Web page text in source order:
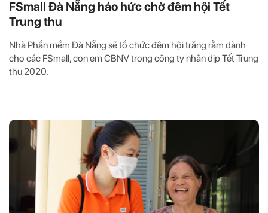
FSmall Đà Nẵng háo hức chờ đêm hội Tết
Trung thu
Nhà Phần mềm Đà Nẵng sẽ tổ chức đêm hội trăng rằm dành
cho các FSmall, con em CBNV trong công ty nhân dịp Tết Trung
thu 2020.